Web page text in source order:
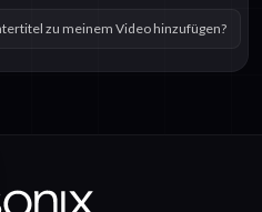
zu meinem Video hinzufügen?